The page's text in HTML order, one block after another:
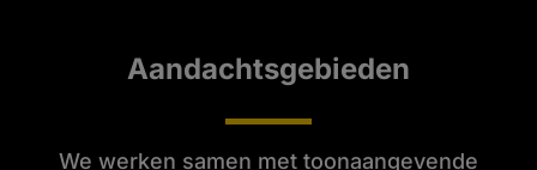
Aandachtsgebieden
We werken samen met toonaangevende